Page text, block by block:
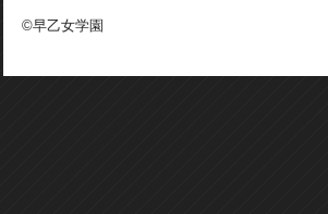
©早乙女学園